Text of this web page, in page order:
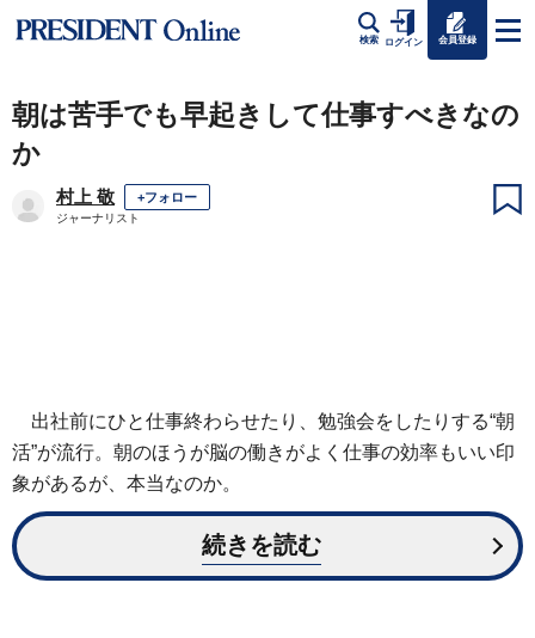
検索 ログイン 会員登録
朝は苦手でも早起きして仕事すべきなの
か
村上 敬 +フォロー
ジャーナリスト
出社前にひと仕事終わらせたり、勉強会をしたりする“朝
活”が流行。朝のほうが脳の働きがよく仕事の効率もいい印
象があるが、本当なのか。
続きを読む